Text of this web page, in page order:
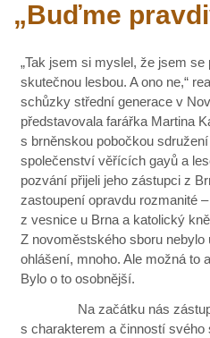
„Buďme
„Tak jsem si myslel, že jsem
skutečnou lesbou. A ono ne,“
schůzky střední generace v
představovala farářka Martina
s brněnskou pobočkou
společenství věřících gayů a
pozvání přijeli jeho zástupci z
zastoupení opravdu rozmanité
z vesnice u Brna a katolický
Z novoměstského sboru
ohlášení, mnoho. Ale možná to
Bylo o to osobnější.
Na začátku nás zástupci
s charakterem a činností svého